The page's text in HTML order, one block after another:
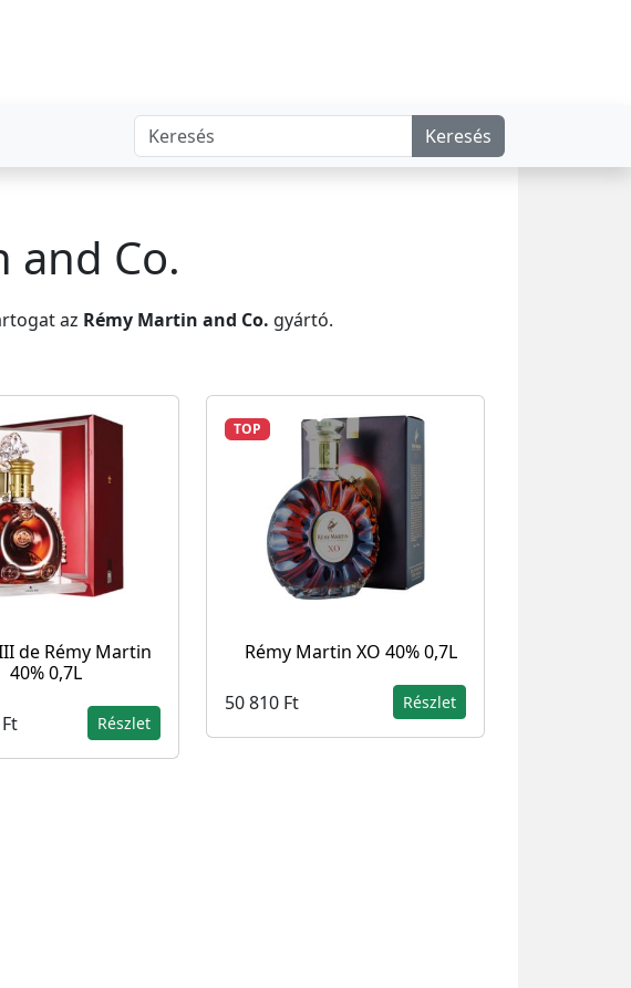
Keresés
and Co.
az Rémy Martin and Co. gyártó.
de Rémy Martin
40% 0,7L
Részlet
TOP
Rémy Martin XO 40% 0,7L
50 810 Ft Részlet